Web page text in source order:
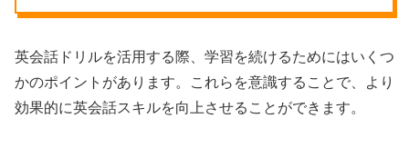
英会話ドリルを活用する際、学習を続けるためにはいくつ
かのポイントがあります。これらを意識することで、より
効果的に英会話スキルを向上させることができます。